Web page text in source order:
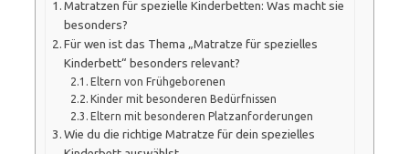
Matratzen für spezielle Kinderbetten: Was macht sie
besonders?
Für wen ist das Thema „Matratze für spezielles
Kinderbett“ besonders relevant?
Eltern von Frühgeborenen
Kinder mit besonderen Bedürfnissen
Eltern mit besonderen Platzanforderungen
Wie du die richtige Matratze für dein spezielles